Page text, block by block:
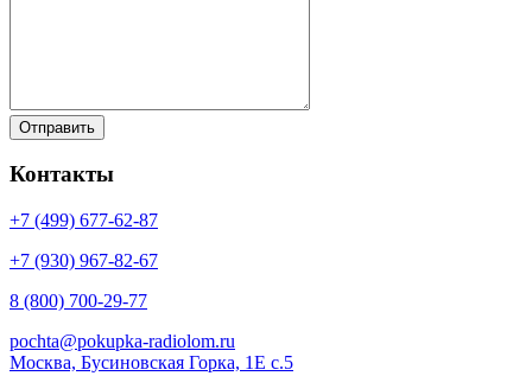
Контакты
+7 (499) 677-62-87
+7 (930) 967-82-67
8 (800) 700-29-77
pochta@pokupka-radiolom.ru
Москва, Бусиновская Горка, 1Е с.5